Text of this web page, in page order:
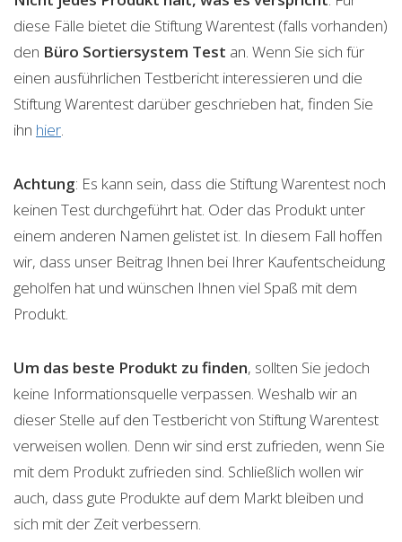
diese Fälle bietet die Stiftung Warentest (falls vorhanden)
den Büro Sortiersystem Test an. Wenn Sie sich für
einen ausführlichen Testbericht interessieren und die
Stiftung Warentest darüber geschrieben hat, finden Sie
ihn hier.
Achtung: Es kann sein, dass die Stiftung Warentest noch
keinen Test durchgeführt hat. Oder das Produkt unter
einem anderen Namen gelistet ist. In diesem Fall hoffen
wir, dass unser Beitrag Ihnen bei Ihrer Kaufentscheidung
geholfen hat und wünschen Ihnen viel Spaß mit dem
Produkt.
Um das beste Produkt zu finden, sollten Sie jedoch
keine Informationsquelle verpassen. Weshalb wir an
dieser Stelle auf den Testbericht von Stiftung Warentest
verweisen wollen. Denn wir sind erst zufrieden, wenn Sie
mit dem Produkt zufrieden sind. Schließlich wollen wir
auch, dass gute Produkte auf dem Markt bleiben und
sich mit der Zeit verbessern.